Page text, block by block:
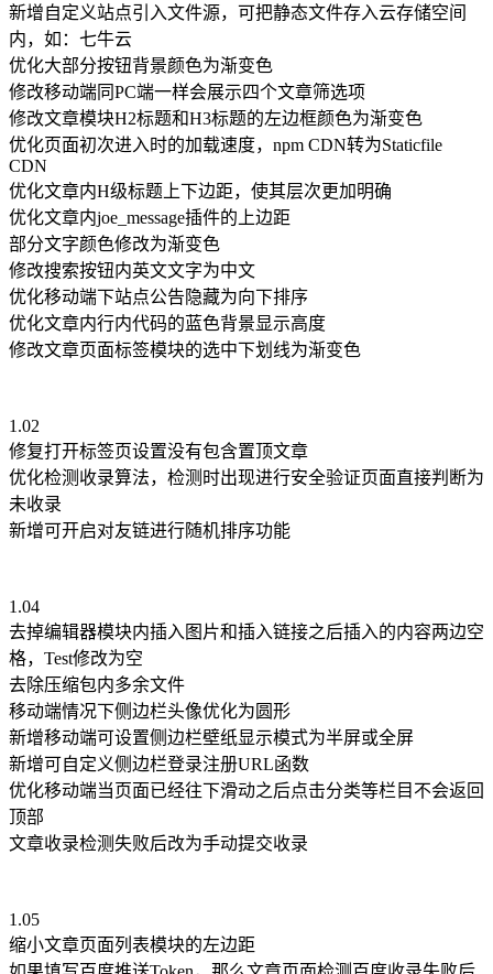
新增自定义站点引入文件源，可把静态文件存入云存储空间
内，如：七牛云
优化大部分按钮背景颜色为渐变色
修改移动端同PC端一样会展示四个文章筛选项
修改文章模块H2标题和H3标题的左边框颜色为渐变色
优化页面初次进入时的加载速度，npm CDN转为Staticfile
CDN
优化文章内H级标题上下边距，使其层次更加明确
优化文章内joe_message插件的上边距
部分文字颜色修改为渐变色
修改搜索按钮内英文文字为中文
优化移动端下站点公告隐藏为向下排序
优化文章内行内代码的蓝色背景显示高度
修改文章页面标签模块的选中下划线为渐变色
1.02
修复打开标签页设置没有包含置顶文章
优化检测收录算法，检测时出现进行安全验证页面直接判断为
未收录
新增可开启对友链进行随机排序功能
1.04
去掉编辑器模块内插入图片和插入链接之后插入的内容两边空
格，Test修改为空
去除压缩包内多余文件
移动端情况下侧边栏头像优化为圆形
新增移动端可设置侧边栏壁纸显示模式为半屏或全屏
新增可自定义侧边栏登录注册URL函数
优化移动端当页面已经往下滑动之后点击分类等栏目不会返回
顶部
文章收录检测失败后改为手动提交收录
1.05
缩小文章页面列表模块的左边距